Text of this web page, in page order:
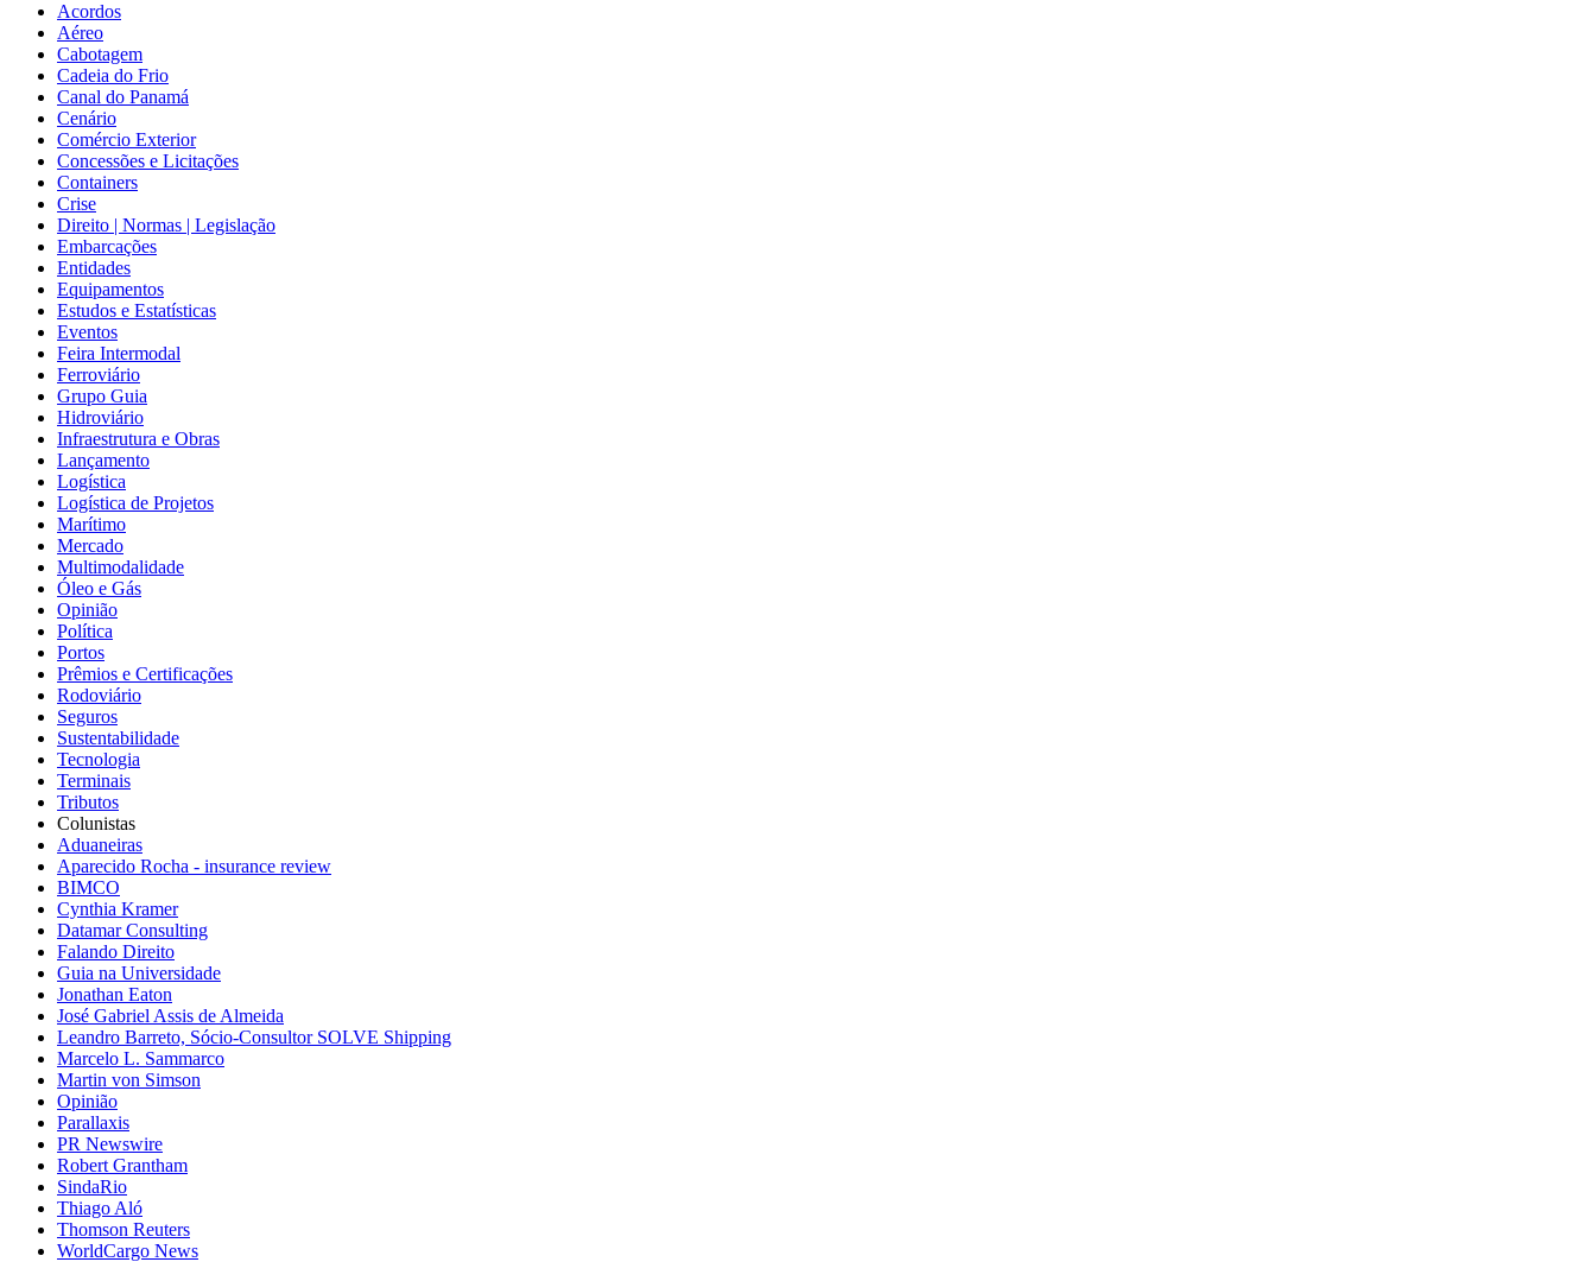
Acordos
Aéreo
Cabotagem
Cadeia do Frio
Canal do Panamá
Cenário
Comércio Exterior
Concessões e Licitações
Containers
Crise
Direito | Normas | Legislação
Embarcações
Entidades
Equipamentos
Estudos e Estatísticas
Eventos
Feira Intermodal
Ferroviário
Grupo Guia
Hidroviário
Infraestrutura e Obras
Lançamento
Logística
Logística de Projetos
Marítimo
Mercado
Multimodalidade
Óleo e Gás
Opinião
Política
Portos
Prêmios e Certificações
Rodoviário
Seguros
Sustentabilidade
Tecnologia
Terminais
Tributos
Colunistas
Aduaneiras
Aparecido Rocha - insurance review
BIMCO
Cynthia Kramer
Datamar Consulting
Falando Direito
Guia na Universidade
Jonathan Eaton
José Gabriel Assis de Almeida
Leandro Barreto, Sócio-Consultor SOLVE Shipping
Marcelo L. Sammarco
Martin von Simson
Opinião
Parallaxis
PR Newswire
Robert Grantham
SindaRio
Thiago Aló
Thomson Reuters
WorldCargo News